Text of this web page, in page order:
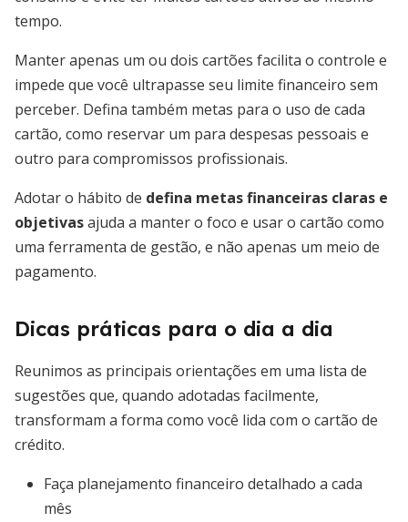
tempo.
Manter apenas um ou dois cartões facilita o controle e
impede que você ultrapasse seu limite financeiro sem
perceber. Defina também metas para o uso de cada
cartão, como reservar um para despesas pessoais e
outro para compromissos profissionais.
Adotar o hábito de defina metas financeiras claras e
objetivasajuda a manter o foco e usar o cartão como
uma ferramenta de gestão, e não apenas um meio de
pagamento.
Dicas práticas para o dia a dia
Reunimos as principais orientações em uma lista de
sugestões que, quando adotadas facilmente,
transformam a forma como você lida com o cartão de
crédito.
Faça planejamento financeiro detalhado a cada
mês